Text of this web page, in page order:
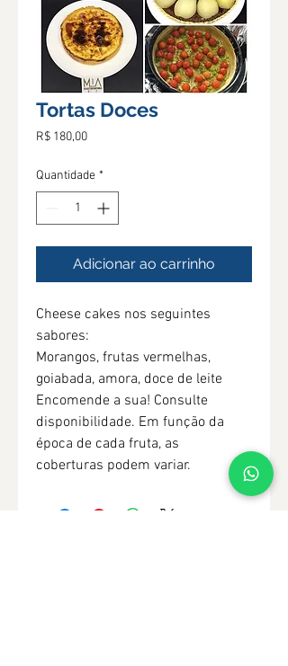
Tortas Doces
R$ 180,00Preço
Quantidade *
Adicionar ao carrinho
Cheese cakes nos seguintes
sabores:
Morangos, frutas vermelhas,
goiabada, amora, doce de leite
Encomende a sua! Consulte
disponibilidade. Em função da
época de cada fruta, as
coberturas podem variar.